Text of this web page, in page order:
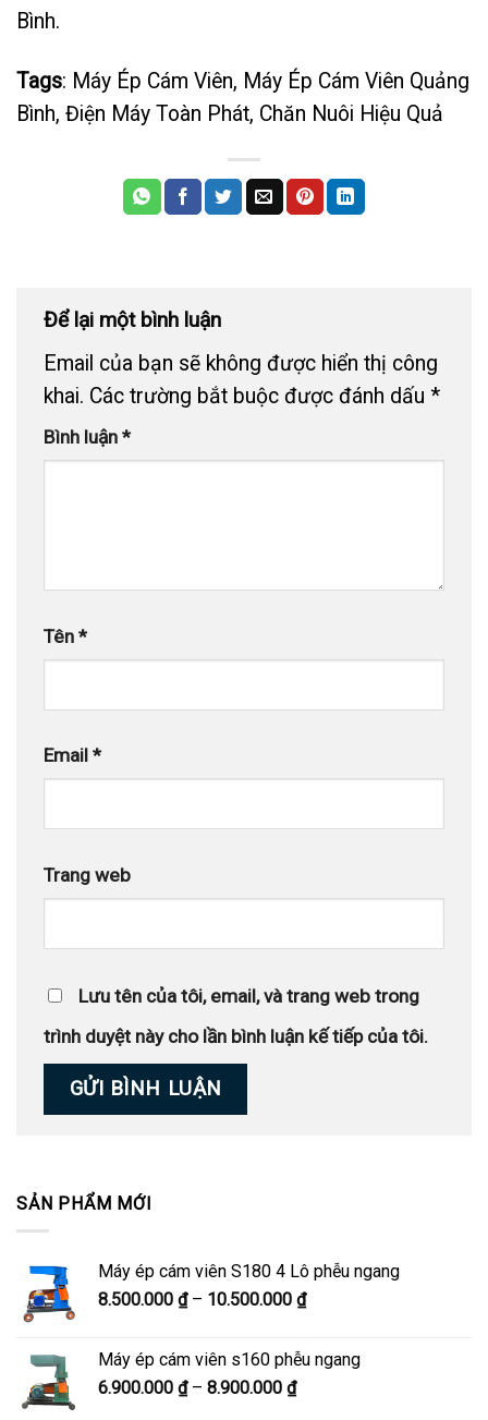
Bình.
Tags: Máy Ép Cám Viên, Máy Ép Cám Viên Quảng
Bình, Điện Máy Toàn Phát, Chăn Nuôi Hiệu Quả
Để lại một bình luận
Email của bạn sẽ không được hiển thị công
khai. Các trường bắt buộc được đánh dấu *
Bình luận *
Tên *
Email *
Trang web
Lưu tên của tôi, email, và trang web trong
trình duyệt này cho lần bình luận kế tiếp của tôi.
SẢN PHẨM MỚI
Máy ép cám viên S180 4 Lô phễu ngang
8.500.000 ₫ – 10.500.000 ₫Khoảng
8.500.000 ₫
Máy ép cám viên s160 phễu ngang
6.900.000 ₫ – 8.900.000 ₫Khoảng